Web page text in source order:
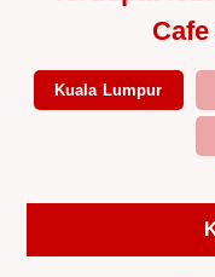
Kuala Lumpur